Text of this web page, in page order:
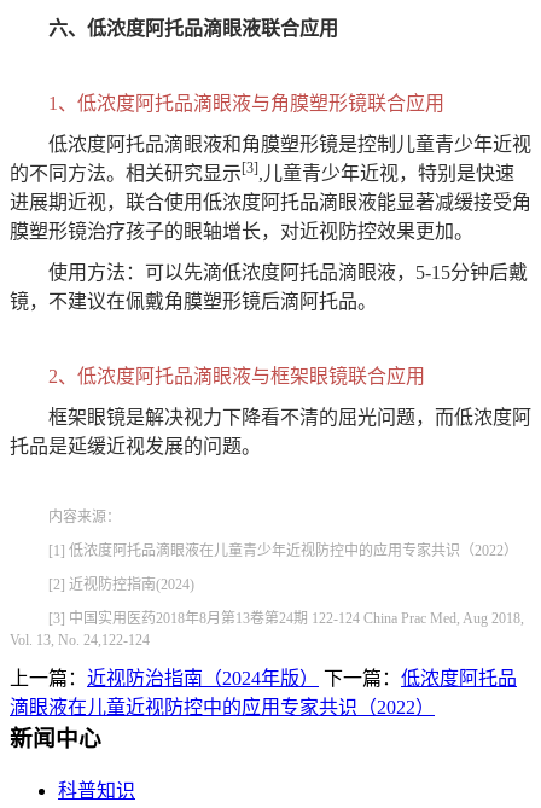
六、低浓度阿托品滴眼液联合应用
1、低浓度阿托品滴眼液与角膜塑形镜联合应用
低浓度阿托品滴眼液和角膜塑形镜是控制儿童青少年近视
的不同方法。相关研究显示[3],儿童青少年近视，特别是快速
进展期近视，联合使用低浓度阿托品滴眼液能显著减缓接受角
膜塑形镜治疗孩子的眼轴增长，对近视防控效果更加。
使用方法：可以先滴低浓度阿托品滴眼液，5-15分钟后戴
镜，不建议在佩戴角膜塑形镜后滴阿托品。
2、低浓度阿托品滴眼液与框架眼镜联合应用
框架眼镜是解决视力下降看不清的屈光问题，而低浓度阿
托品是延缓近视发展的问题。
内容来源：
[1] 低浓度阿托品滴眼液在儿童青少年近视防控中的应用专家共识（2022）
[2] 近视防控指南(2024)
[3] 中国实用医药2018年8月第13卷第24期 122-124 China Prac Med, Aug 2018,
Vol. 13, No. 24,122-124
上一篇： 近视防治指南（2024年版） 下一篇： 低浓度阿托品
滴眼液在儿童近视防控中的应用专家共识（2022）
新闻中心
科普知识